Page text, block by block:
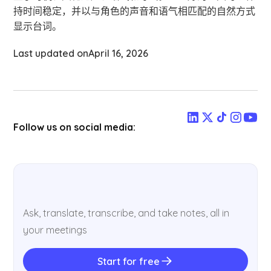
持时间稳定，并以与角色的声音和语气相匹配的自然方式
显示台词。
Last updated onApril 16, 2026
Follow us on social media:
Ask, translate, transcribe, and take notes, all in
your meetings
Start for free